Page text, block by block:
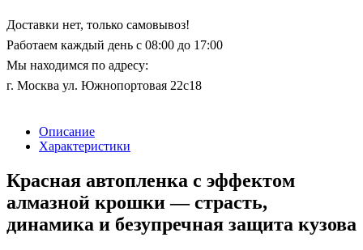
Доставки нет, только самовывоз!
Работаем каждый день с 08:00 до 17:00
Мы находимся по адресу:
г. Москва ул. Южнопортовая 22с18
Описание
Характеристики
Красная автопленка с эффектом
алмазной крошки — страсть,
динамика и безупречная защита кузова